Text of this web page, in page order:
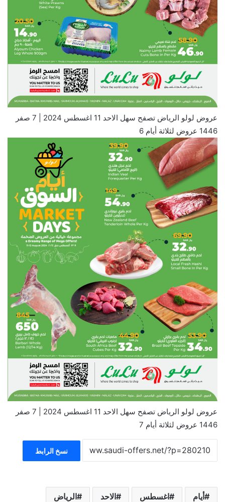
عروض لولو الرياض تصفح سهل الاحد 11 اغسطس 2024 | 7 صفر
1446 عروض لثلاثة أيام 6
عروض لولو الرياض تصفح سهل الاحد 11 اغسطس 2024 | 7 صفر
1446 عروض لثلاثة أيام 7
نسخ الرابط
أيام اغسطس الاحد الرياض